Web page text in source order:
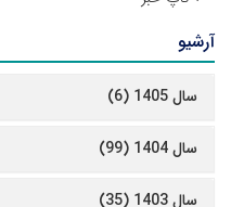
آرشیو
سال 1405 (6)
سال 1404 (99)
سال 1403 (35)